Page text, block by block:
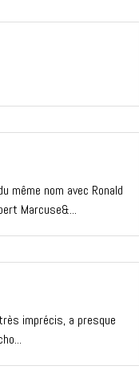
même nom avec Ronald
Marcuse&...
imprécis, a presque